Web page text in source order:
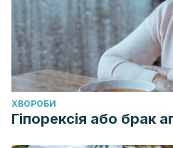
ХВОРОБИ
Гіпорексія або брак